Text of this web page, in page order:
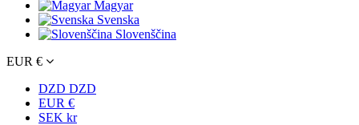
Magyar
Svenska
Slovenščina
EUR €
DZD DZD
EUR €
SEK kr